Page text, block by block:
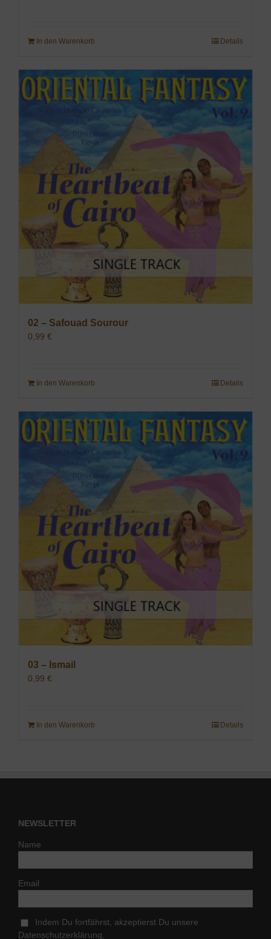
In den Warenkorb Details
02 – Safouad Sourour
0,99 €
In den Warenkorb Details
03 – Ismail
0,99 €
In den Warenkorb Details
NEWSLETTER
Name
Email
Indem Du fortfährst, akzeptierst Du unsere
Datenschutzerklärung.